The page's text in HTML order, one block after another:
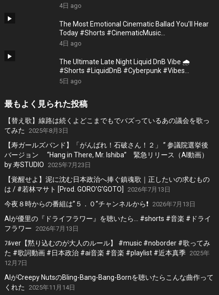
4日 ago
The Most Emotional Cinematic Ballad You’ll Hear
Today #Shorts #CinematicMusic
#EmotionalVibes #Piano
4日 ago
The Ultimate Late Night Liquid DnB Vibe 🌧️
#Shorts #LiquidDnB #Cyberpunk #Vibes
#ElectronicMusic
5日 ago
最もよく見られた投稿
【替え歌】線路は続くよどこまでもでバズっているあの議会を歌っ
てみた
2025年8月3日
【寿ガールズバンド】「がんばれ！石破さん！２」 ” 参議院選挙後
バージョン “Hang in There, Mr. Ishiba” 緊急リリース（AI動画）
by 寿STUDIO 2025年7月23日
【覚醒せよ】泥に沈む日本政治へ捧ぐ鎮魂歌｜正したいの求むもの
は / #若林マサト [Prod. GORO’G’GOTO]
2026年7月13日
今夜８時からの番組は”５．０”チャンネルから❗️ 2026年7月13日
AIが優里の『ドライフラワー』を聴いたら… #shorts #音楽 #ドライ
フラワー 2026年7月13日
ﾌﾙver【黙り込むのが大人のルール】 #music #noborder #歌ってみ
た #歌詞動画 #日本政治 #ai音楽 #音楽 #playlist #近本真季 2025年
12月7日
AIがCreepy NutsのBling-Bang-Bang-Bornを聴いたらこんな曲作って
くれた
2025年11月14日